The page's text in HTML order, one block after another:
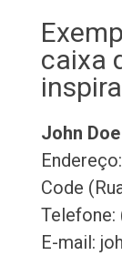
caixa
John Doe
Code
Telefone:
E-mail: